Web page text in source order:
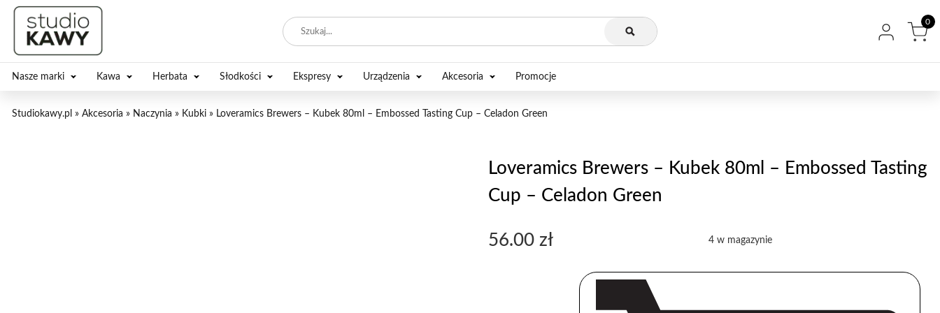
0
Nasze marki Kawa Herbata Słodkości Ekspresy Urządzenia Akcesoria Promocje
Studiokawy.pl » Akcesoria » Naczynia » Kubki » Loveramics Brewers – Kubek 80ml – Embossed Tasting Cup – Celadon Green
Loveramics Brewers – Kubek 80ml – Embossed Tasting
Cup – Celadon Green
56.00zł 4 w magazynie